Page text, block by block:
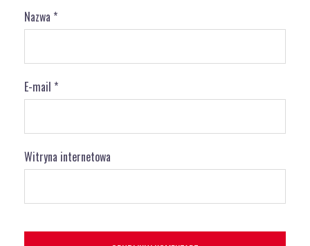
Nazwa *
E-mail *
Witryna internetowa